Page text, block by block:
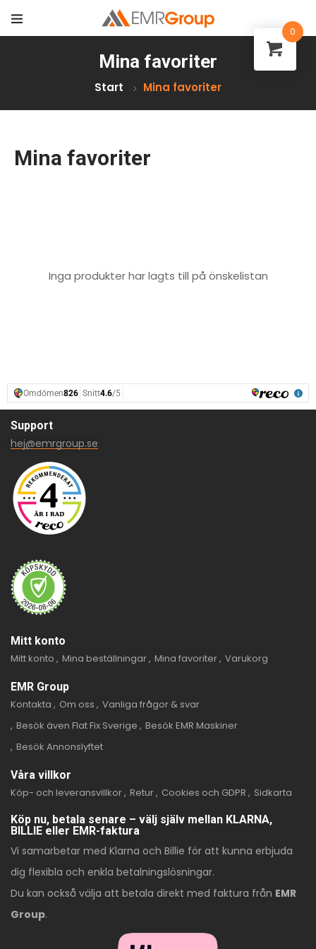
Mina favoriter
Start Mina favoriter
Mina favoriter
Inga produkter har lagts till på önskelistan
Support
hej@emrgroup.se
Mitt konto
Mitt konto
Mina beställningar Mina favoriter Varukorg
EMR Group
Kontakta
Om oss
Vanliga frågor & svar
Besök även Flat Fix Sverige
Besök EMR Maskiner
Besök Annonslyftet
Våra villkor
Köp- och leveransvillkor Retur Cookies och GDPR
Sidkarta
Köp nu, betala senare – välj själv mellan KLARNA,
BILLIE eller EMR-faktura
Vi samarbetar med Klarna och Billie för att kunna erbjuda
dig flexibla och enkla betalningslösningar.
Du kan också välja att betala direkt med faktura från EMR
Group.
0